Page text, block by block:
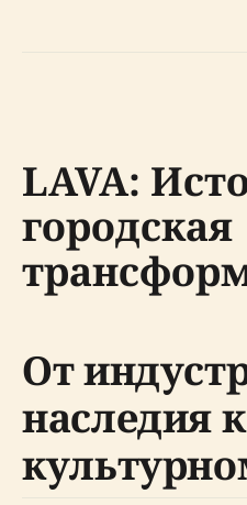
LAVA:
городская
От
наследия к